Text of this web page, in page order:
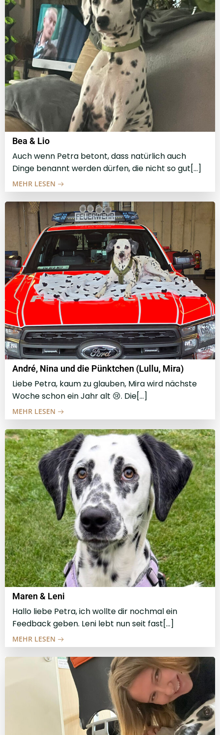
Bea & Lio
Auch wenn Petra betont, dass natürlich auch
Dinge benannt werden dürfen, die nicht so gut[…]
MEHR LESEN
André, Nina und die Pünktchen (Lullu, Mira)
Liebe Petra, kaum zu glauben, Mira wird nächste
Woche schon ein Jahr alt 😢. Die[…]
MEHR LESEN
Maren & Leni
Hallo liebe Petra, ich wollte dir nochmal ein
Feedback geben. Leni lebt nun seit fast[…]
MEHR LESEN